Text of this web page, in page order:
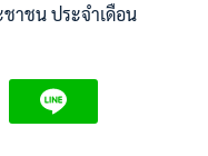
าชน ประจำเดือน